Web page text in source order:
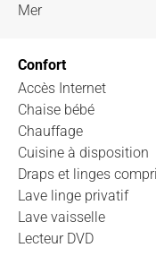
Mer
Confort
Accès Internet
Chaise bébé
Chauffage
Cuisine à disposition
Draps et linges
Lave linge privatif
Lave vaisselle
Lecteur DVD